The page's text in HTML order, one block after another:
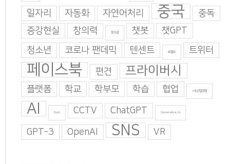
일자리 자동화 자연어처리 중국
중독
증강현실
창의력 창의성 챗봇
챗GPT
청소년
코로나 팬데믹 텐센트 트럼프 트위터
페이스북 편견 프라이버시
플랫폼 학교 학부모 학습 협업 4차산업혁명
AI Burn CCTV ChatGPT Generative AI
GPT-3 OpenAI SNS VR